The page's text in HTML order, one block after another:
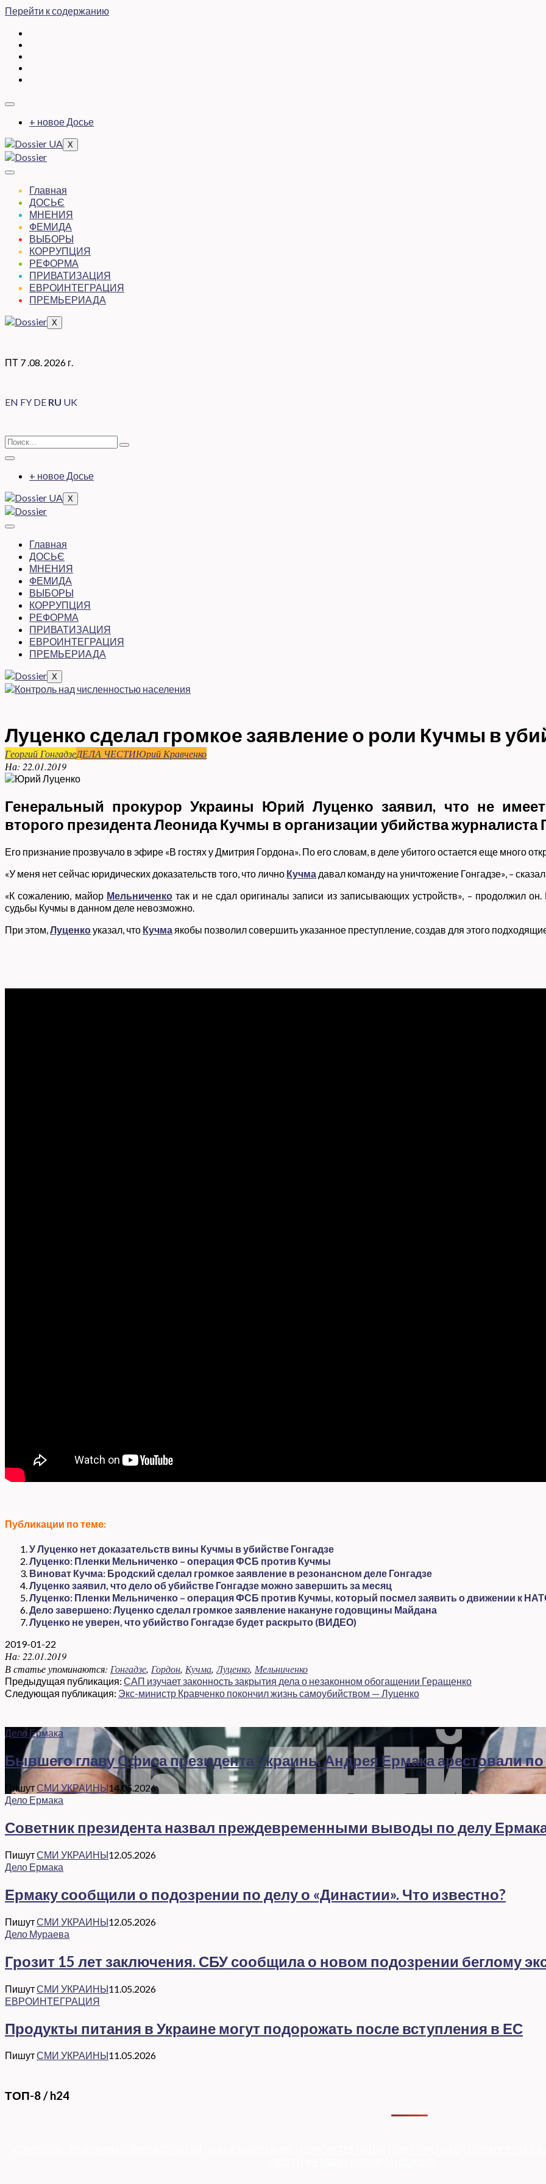
Перейти к содержанию
+ новое Досье
X
Главная
ДОСЬЄ
МНЕНИЯ
ФЕМИДА
ВЫБОРЫ
КОРРУПЦИЯ
РЕФОРМА
ПРИВАТИЗАЦИЯ
ЕВРОИНТЕГРАЦИЯ
ПРЕМЬЕРИАДА
X
ПТ 7 .08. 2026 г.
EN FY DE RU UK
+ новое Досье
X
Главная
ДОСЬЄ
МНЕНИЯ
ФЕМИДА
ВЫБОРЫ
КОРРУПЦИЯ
РЕФОРМА
ПРИВАТИЗАЦИЯ
ЕВРОИНТЕГРАЦИЯ
ПРЕМЬЕРИАДА
X
Луценко сделал громкое заявление о роли Кучмы в
Георгий ГонгадзеДЕЛА ЧЕСТИЮрий Кравченко
На: 22.01.2019
Генеральный прокурор Украины Юрий Луценко заявил, что не
второго президента Леонида Кучмы в организации убийства журналиста
Его признание прозвучало в эфире «В гостях у Дмитрия Гордона». По его словам, в деле убитого остается еще много
«У меня нет сейчас юридических доказательств того, что лично Кучма давал команду на уничтожение Гонгадзе», –
«К сожалению, майор Мельниченкотак и не сдал оригиналы записи из записывающих устройств», – продолжил
судьбы Кучмы в данном деле невозможно.
При этом,Луценкоуказал, что Кучма якобы позволил совершить указанное преступление, создав для этого
Публикации по теме:
У Луценко нет доказательств вины Кучмы в убийстве Гонгадзе
Луценко: Пленки Мельниченко – операция ФСБ против Кучмы
Виноват Кучма: Бродский сделал громкое заявление в резонансном деле Гонгадзе
Луценко заявил, что дело об убийстве Гонгадзе можно завершить за месяц
Луценко: Пленки Мельниченко – операция ФСБ против Кучмы, который посмел заявить о движении к
Дело завершено: Луценко сделал громкое заявление накануне годовщины Майдана
Луценко не уверен, что убийство Гонгадзе будет раскрыто (ВИДЕО)
2019-01-22
На: 22.01.2019
В статье упоминаются: Гонгадзе, Гордон, Кучма,Луценко, Мельниченко
Предыдущая публикация: САП изучает законность закрытия дела о незаконном обогащении Геращенко
Следующая публикация: Экс-министр Кравченко покончил жизнь самоубийством — Луценко
Дело Ермака
Бывшего главу Офиса президента Украины Андрея Ермака арестовали
ПишутСМИ УКРАИНЫ14.05.2026
Дело Ермака
Советник президента назвал преждевременными выводы по делу
ПишутСМИ УКРАИНЫ12.05.2026
Дело Ермака
Ермаку сообщили о подозрении по делу о «Династии». Что известно?
ПишутСМИ УКРАИНЫ12.05.2026
Дело Мураева
Грозит 15 лет заключения. СБУ сообщила о новом подозрении беглому
ПишутСМИ УКРАИНЫ11.05.2026
ЕВРОИНТЕГРАЦИЯ
Продукты питания в Украине могут подорожать после вступления в ЕС
ПишутСМИ УКРАИНЫ11.05.2026
ТОП-8 / h24